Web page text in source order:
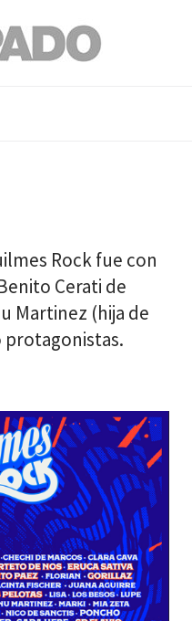
Rock fue con
Cerati de
Martinez (hija de
protagonistas.